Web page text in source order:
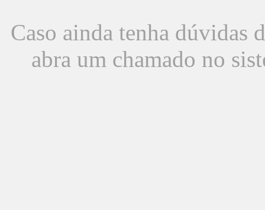
Caso ainda tenha dúvidas
abra um chamado no